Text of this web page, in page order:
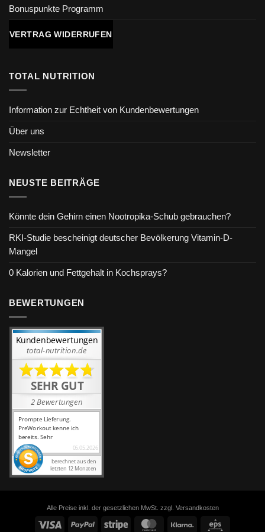
Bonuspunkte Programm
VERTRAG WIDERRUFEN
TOTAL NUTRITION
Information zur Echtheit von Kundenbewertungen
Über uns
Newsletter
NEUSTE BEITRÄGE
Könnte dein Gehirn einen Nootropika-Schub gebrauchen?
RKI-Studie bescheinigt deutscher Bevölkerung Vitamin-D-
Mangel
0 Kalorien und Fettgehalt in Kochsprays?
BEWERTUNGEN
Alle Preise inkl. der gesetzlichen MwSt. zzgl. Versandkosten
Visa PayPal Stripe MasterCard Klarna